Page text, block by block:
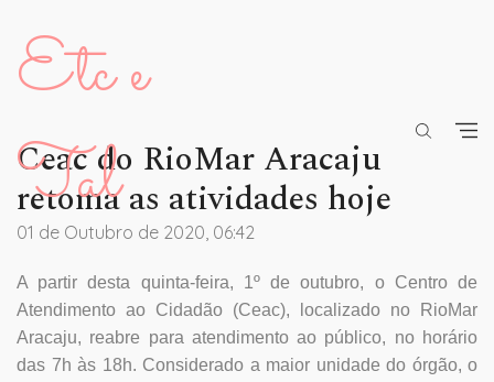
Etc e
Tal
Ceac do RioMar Aracaju
retoma as atividades hoje
01 de Outubro de 2020, 06:42
A partir desta quinta-feira, 1º de outubro, o Centro de
Atendimento ao Cidadão (Ceac), localizado no RioMar
Aracaju, reabre para atendimento ao público, no horário
das 7h às 18h. Considerado a maior unidade do órgão, o